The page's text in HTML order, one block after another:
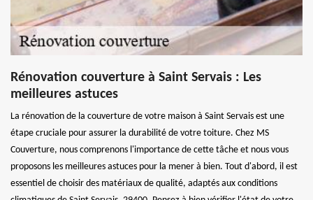
Rénovation couverture à Saint Servais : Les
meilleures astuces
La rénovation de la couverture de votre maison à Saint Servais est une
étape cruciale pour assurer la durabilité de votre toiture. Chez MS
Couverture, nous comprenons l'importance de cette tâche et nous vous
proposons les meilleures astuces pour la mener à bien. Tout d'abord, il est
essentiel de choisir des matériaux de qualité, adaptés aux conditions